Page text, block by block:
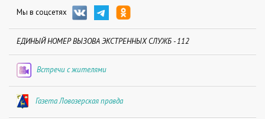
Мы в соцсетях
ЕДИНЫЙ НОМЕР ВЫЗОВА ЭКСТРЕННЫХ СЛУЖБ - 112
Встречи с жителями
Газета Ловозерская правда